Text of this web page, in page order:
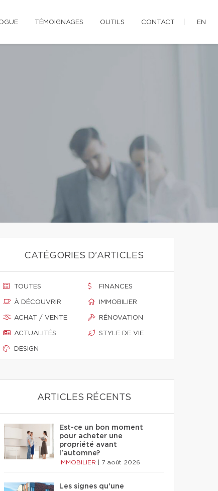
TÉMOIGNAGES OUTILS CONTACT EN
CATÉGORIES D'ARTICLES
TOUTES
À DÉCOUVRIR
ACHAT / VENTE
ACTUALITÉS
DESIGN
FINANCES
IMMOBILIER
RÉNOVATION
STYLE DE VIE
ARTICLES RÉCENTS
Est-ce un bon moment
pour acheter une
propriété avant
l'automne?
IMMOBILIER 7 août 2026
Les signes qu'une